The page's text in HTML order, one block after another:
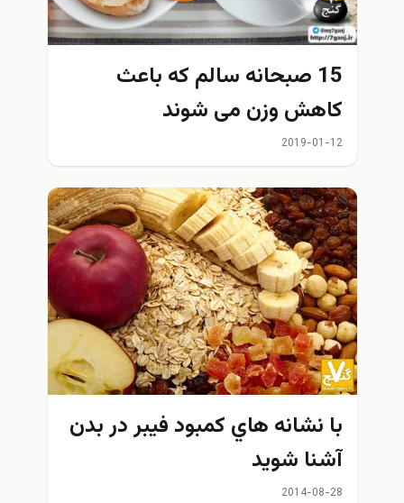
15 صبحانه سالم که باعث
وزن می شوند
نشانه هاي كمبود فیبر در بدن
شويد